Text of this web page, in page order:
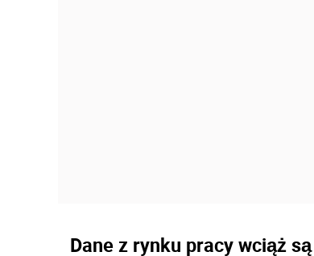
Dane z rynku pracy wciąż